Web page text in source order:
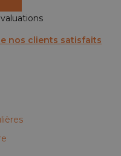
nos clients satisfaits